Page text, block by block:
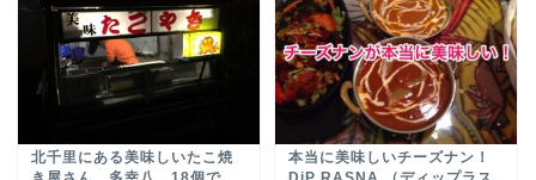
北千里にある美味しいたこ焼
本当に美味しいチーズナン！